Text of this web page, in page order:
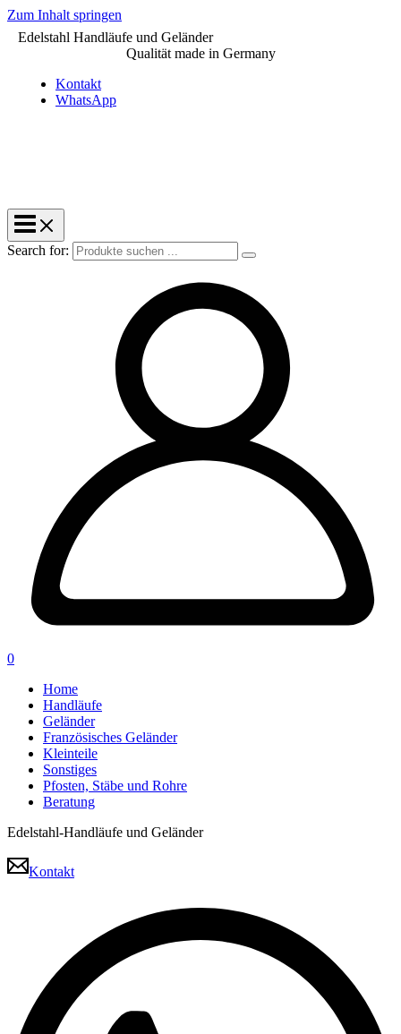
Zum Inhalt springen
Edelstahl Handläufe und Geländer
Qualität made in Germany
Kontakt
WhatsApp
Search for:
0
Home
Handläufe
Geländer
Französisches Geländer
Kleinteile
Sonstiges
Pfosten, Stäbe und Rohre
Beratung
Edelstahl-Handläufe und Geländer
Kontakt